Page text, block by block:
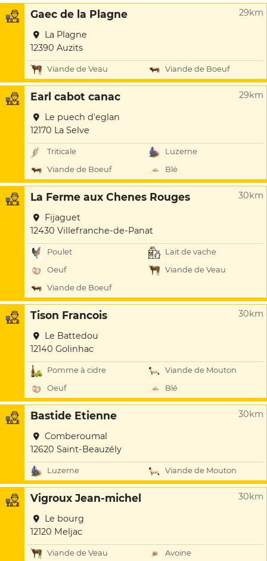
Gaec de la Plagne 29km
La Plagne
12390 Auzits
Viande de Veau Viande de Boeuf
Earl cabot canac 29km
Le puech d'eglan
12170 La Selve
Triticale
Luzerne
Viande de Boeuf
Blé
La Ferme aux Chenes Rouges 30km
Fijaguet
12430 Villefranche-de-Panat
Poulet
Lait de vache
Oeuf
Viande de Veau
Viande de Boeuf
Tison Francois 30km
Le Battedou
12140 Golinhac
Pomme à cidre
Viande de Mouton
Oeuf
Blé
Bastide Etienne 30km
Comberoumal
12620 Saint-Beauzély
Luzerne Viande de Mouton
Vigroux Jean-michel 30km
Le bourg
12120 Meljac
Viande de Veau
Avoine